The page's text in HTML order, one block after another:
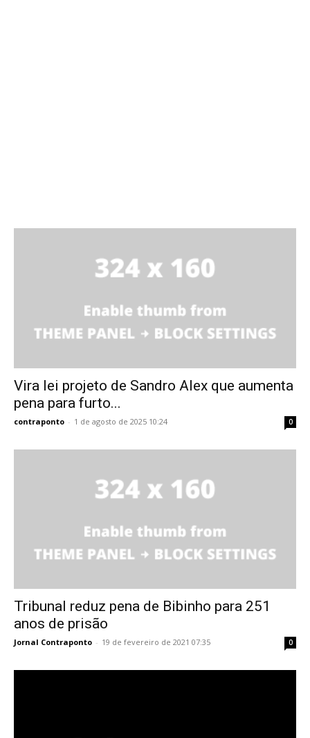
Vira lei projeto de Sandro Alex que aumenta
pena para furto...
contraponto - 1 de agosto de 2025 10:24 0
Tribunal reduz pena de Bibinho para 251
anos de prisão
Jornal Contraponto - 19 de fevereiro de 2021 07:35 0